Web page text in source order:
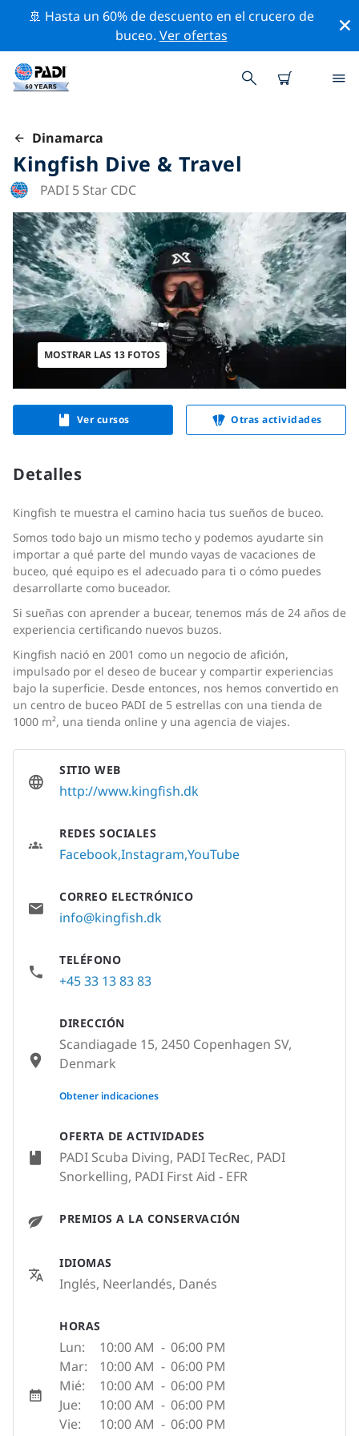
🚢 Hasta un 60% de descuento en el crucero de
buceo. Ver ofertas
Dinamarca
Kingfish Dive & Travel
PADI 5 Star CDC
MOSTRAR LAS 13 FOTOS
Ver cursos Otras actividades
Detalles
Kingfish te muestra el camino hacia tus sueños de buceo.
Somos todo bajo un mismo techo y podemos ayudarte sin
importar a qué parte del mundo vayas de vacaciones de
buceo, qué equipo es el adecuado para ti o cómo puedes
desarrollarte como buceador.
Si sueñas con aprender a bucear, tenemos más de 24 años de
experiencia certificando nuevos buzos.
Kingfish nació en 2001 como un negocio de afición,
impulsado por el deseo de bucear y compartir experiencias
bajo la superficie. Desde entonces, nos hemos convertido en
un centro de buceo PADI de 5 estrellas con una tienda de
1000 m², una tienda online y una agencia de viajes.
OFERTA DE ACTIVIDADES
PADI Scuba Diving, PADI TecRec, PADI
Snorkelling, PADI First Aid - EFR
PREMIOS A LA CONSERVACIÓN
IDIOMAS
Inglés, Neerlandés, Danés
HORAS
Lun: 10:00 AM - 06:00 PM
Mar:
10:00 AM - 06:00 PM
Mié:
10:00 AM - 06:00 PM
Jue:
10:00 AM - 06:00 PM
Vie:
10:00 AM - 06:00 PM
SITIO WEB
http://www.kingfish.dk
REDES SOCIALES
FacebookInstagram YouTube
CORREO ELECTRÓNICO
info@kingfish.dk
TELÉFONO
+45 33 13 83 83
DIRECCIÓN
Scandiagade 15, 2450 Copenhagen SV,
Denmark
None
Obtener indicaciones